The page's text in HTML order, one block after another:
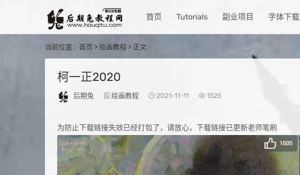
首页 Tutorials 副业项目 字体下载
当前位置： 首页 >绘画教程 > 正文
柯一正2020
后期兔 绘画教程 2021-11-11 1525
为防止下载链接失效已经打包了，请放心，下载链接已更新老师笔刷